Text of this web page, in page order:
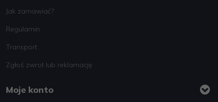
Jak zamawiać?
Regulamin
Transport
Zgłoś zwrot lub reklamację
Moje konto